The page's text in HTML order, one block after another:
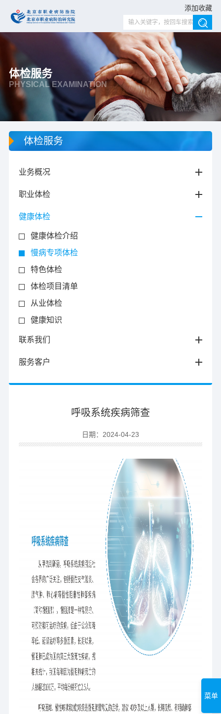
添加收藏
菜单
体检服务
PHYSICAL EXAMINATION
体检服务
业务概况
职业体检
健康体检
健康体检介绍
慢病专项体检
特色体检
体检项目清单
从业体检
健康知识
联系我们
服务客户
呼吸系统疾病筛查
日期：2024-04-23